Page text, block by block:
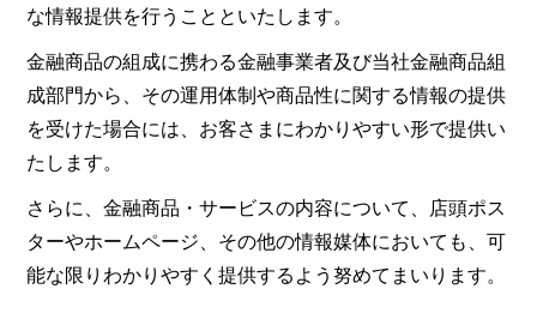
な情報提供を行うことといたします。
金融商品の組成に携わる金融事業者及び当社金融商品組
成部門から、その運用体制や商品性に関する情報の提供
を受けた場合には、お客さまにわかりやすい形で提供い
たします。
さらに、金融商品・サービスの内容について、店頭ポス
ターやホームページ、その他の情報媒体においても、可
能な限りわかりやすく提供するよう努めてまいります。